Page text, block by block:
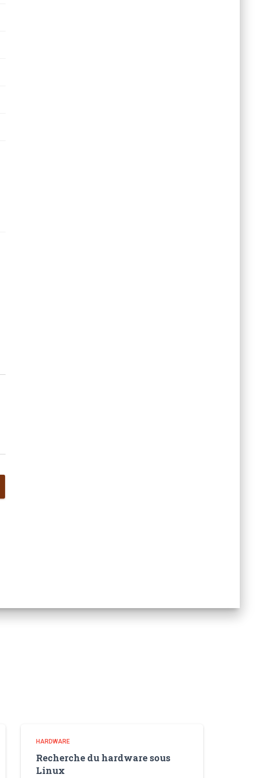
HARDWARE
Recherche du hardware sous
Linux